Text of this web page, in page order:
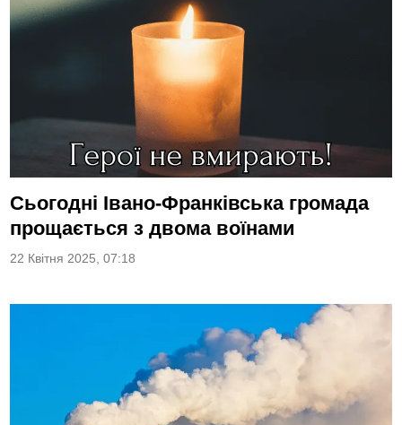
Сьогодні Івано-Франківська громада
прощається з двома воїнами
22 Квітня 2025, 07:18